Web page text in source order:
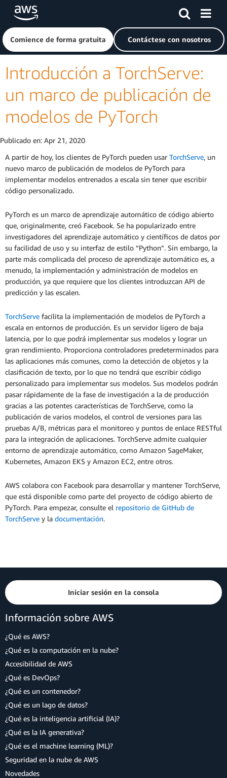
Saltar al contenido principal
Haga clic aquí para volver a la página de inicio de Amazon
Comience de forma gratuita Contáctese con nosotros
Introducción a TorchServe:
un marco de publicación de
modelos de PyTorch
Publicado en: Apr 21, 2020
A partir de hoy, los clientes de PyTorch pueden usar TorchServe, un
nuevo marco de publicación de modelos de PyTorch para
implementar modelos entrenados a escala sin tener que escribir
código personalizado.
PyTorch es un marco de aprendizaje automático de código abierto
que, originalmente, creó Facebook. Se ha popularizado entre
investigadores del aprendizaje automático y científicos de datos por
su facilidad de uso y su interfaz de estilo “Python”. Sin embargo, la
parte más complicada del proceso de aprendizaje automático es, a
menudo, la implementación y administración de modelos en
producción, ya que requiere que los clientes introduzcan API de
predicción y las escalen.
TorchServe facilita la implementación de modelos de PyTorch a
escala en entornos de producción. Es un servidor ligero de baja
latencia, por lo que podrá implementar sus modelos y lograr un
gran rendimiento. Proporciona controladores predeterminados para
las aplicaciones más comunes, como la detección de objetos y la
clasificación de texto, por lo que no tendrá que escribir código
personalizado para implementar sus modelos. Sus modelos podrán
pasar rápidamente de la fase de investigación a la de producción
gracias a las potentes características de TorchServe, como la
publicación de varios modelos, el control de versiones para las
pruebas A/B, métricas para el monitoreo y puntos de enlace RESTful
para la integración de aplicaciones. TorchServe admite cualquier
entorno de aprendizaje automático, como Amazon SageMaker,
Kubernetes, Amazon EKS y Amazon EC2, entre otros.
AWS colabora con Facebook para desarrollar y mantener TorchServe,
que está disponible como parte del proyecto de código abierto de
PyTorch. Para empezar, consulte el repositorio de GitHub de
TorchServe y la documentación.
Iniciar sesión en la consola
Información sobre AWS
¿Qué es AWS?
¿Qué es la computación en la nube?
Accesibilidad de AWS
¿Qué es DevOps?
¿Qué es un contenedor?
¿Qué es un lago de datos?
¿Qué es la inteligencia artificial (IA)?
¿Qué es la IA generativa?
¿Qué es el machine learning (ML)?
Seguridad en la nube de AWS
Novedades